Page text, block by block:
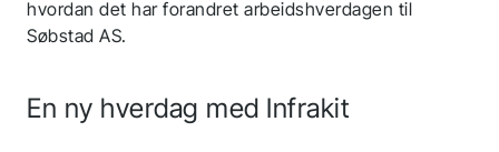
hvordan det har forandret arbeidshverdagen til
Søbstad AS.
En ny hverdag med Infrakit